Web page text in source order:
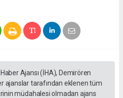
Ajansı (İHA), Demirören
ajanslar tarafından eklenen tüm
müdahalesi olmadan ajans